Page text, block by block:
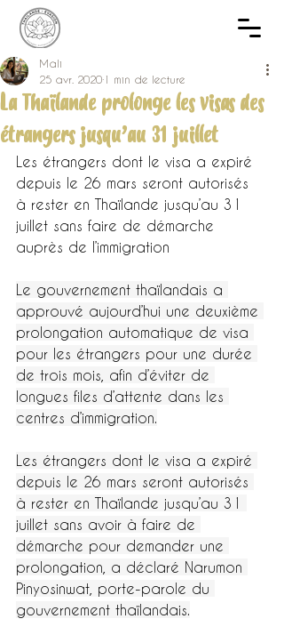
La Thaïlande prolonge les visas des
étrangers jusqu’au 31 juillet
Mali
25 avr. 2020 1 min de lecture
Les étrangers dont le visa a expiré
depuis le 26 mars seront autorisés
à rester en Thaïlande jusqu’au 31
juillet sans faire de démarche
auprès de l’immigration
Le gouvernement thaïlandais a
approuvé aujourd’hui une deuxième
prolongation automatique de visa
pour les étrangers pour une durée
de trois mois, afin d’éviter de
longues files d’attente dans les
centres d’immigration.
Les étrangers dont le visa a expiré
depuis le 26 mars seront autorisés
à rester en Thaïlande jusqu’au 31
juillet sans avoir à faire de
démarche pour demander une
prolongation, a déclaré Narumon
Pinyosinwat, porte-parole du
gouvernement thaïlandais.